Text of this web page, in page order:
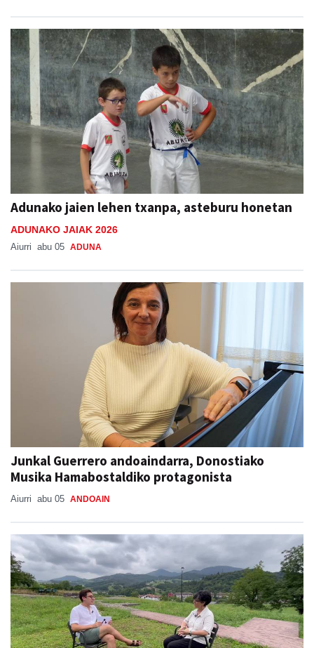
Adunako jaien lehen txanpa, asteburu honetan
ADUNAKO JAIAK 2026
Aiurri abu 05 ADUNA
Junkal Guerrero andoaindarra, Donostiako
Musika Hamabostaldiko protagonista
Aiurri abu 05 ANDOAIN